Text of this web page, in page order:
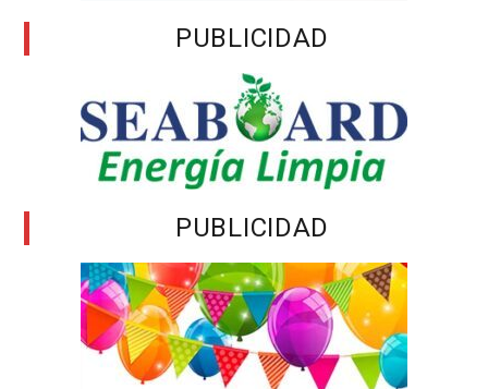
PUBLICIDAD
PUBLICIDAD